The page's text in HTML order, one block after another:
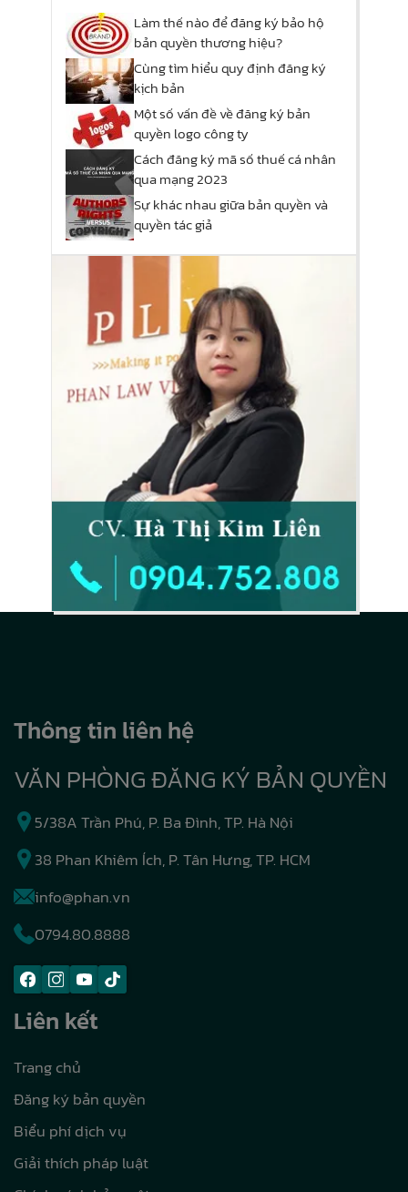
Làm thế nào để đăng ký bảo hộ
bản quyền thương hiệu?
Cùng tìm hiểu quy định đăng ký
kịch bản
Một số vấn đề về đăng ký bản
quyền logo công ty
Cách đăng ký mã số thuế cá nhân
qua mạng 2023
Sự khác nhau giữa bản quyền và
quyền tác giả
Thông tin liên hệ
VĂN PHÒNG ĐĂNG KÝ BẢN QUYỀN
5/38A Trần Phú, P. Ba Đình, TP. Hà Nội
38 Phan Khiêm Ích, P. Tân Hưng, TP. HCM
info@phan.vn
0794.80.8888
Liên kết
Trang chủ
Đăng ký bản quyền
Biểu phí dịch vụ
Giải thích pháp luật